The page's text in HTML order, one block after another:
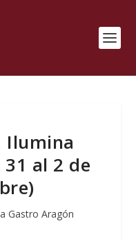
Ilumina
al 2 de
Gastro Aragón